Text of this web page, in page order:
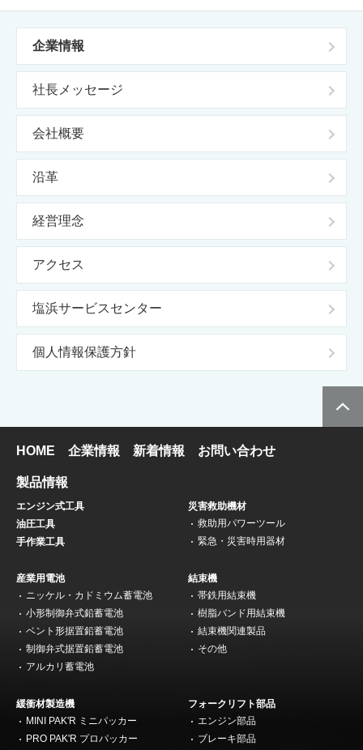
企業情報
社長メッセージ
会社概要
沿革
経営理念
アクセス
塩浜サービスセンター
個人情報保護方針
HOME 企業情報 新着情報 お問い合わせ
製品情報
エンジン式工具
油圧工具
手作業工具
災害救助機材
救助用パワーツール
緊急・災害時用器材
産業用電池
ニッケル・カドミウム蓄電池
小形制御弁式鉛蓄電池
ベント形据置鉛蓄電池
制御弁式据置鉛蓄電池
アルカリ蓄電池
結束機
帯鉄用結束機
樹脂バンド用結束機
結束機関連製品
その他
緩衝材製造機
MINI PAK'R ミニパッカー
PRO PAK'R プロパッカー
フォークリフト部品
エンジン部品
ブレーキ部品